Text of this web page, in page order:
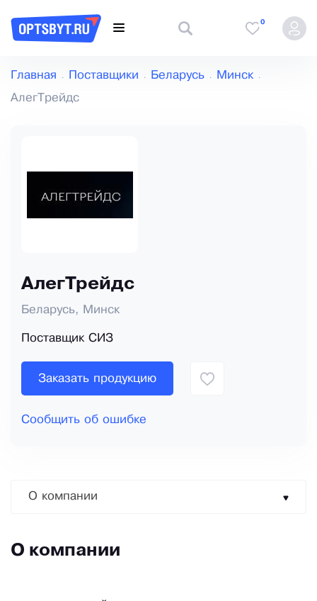
0
Главная Поставщики Беларусь Минск
АлегТрейдс
АлегТрейдс
Беларусь, Минск
Поставщик СИЗ
Заказать продукцию
Сообщить об ошибке
О компании
О компании